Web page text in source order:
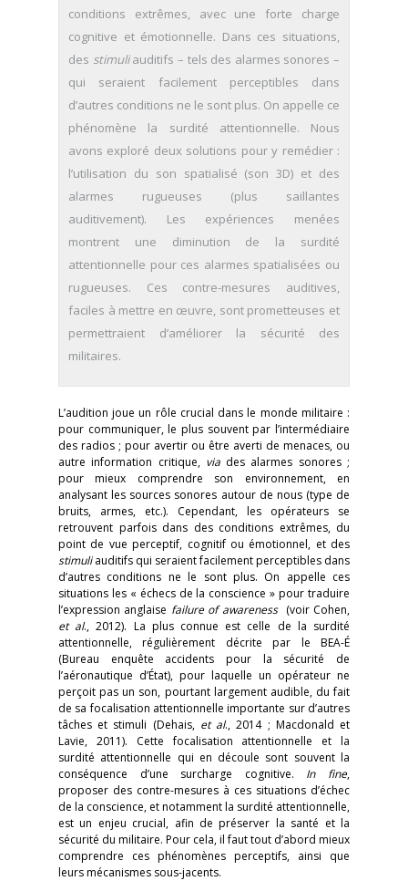
conditions extrêmes, avec une forte charge
cognitive et émotionnelle. Dans ces situations,
des stimuliauditifs – tels des alarmes sonores –
qui seraient facilement perceptibles dans
d’autres conditions ne le sont plus. On appelle ce
phénomène la surdité attentionnelle. Nous
avons exploré deux solutions pour y remédier :
l’utilisation du son spatialisé (son 3D) et des
alarmes rugueuses (plus saillantes
auditivement). Les expériences menées
montrent une diminution de la surdité
attentionnelle pour ces alarmes spatialisées ou
rugueuses. Ces contre-mesures auditives,
faciles à mettre en œuvre, sont prometteuses et
permettraient d’améliorer la sécurité des
militaires.
L’audition joue un rôle crucial dans le monde militaire :
pour communiquer, le plus souvent par l’intermédiaire
des radios ; pour avertir ou être averti de menaces, ou
autre information critique, viades alarmes sonores ;
pour mieux comprendre son environnement, en
analysant les sources sonores autour de nous (type de
bruits, armes, etc.). Cependant, les opérateurs se
retrouvent parfois dans des conditions extrêmes, du
point de vue perceptif, cognitif ou émotionnel, et des
stimuliauditifs qui seraient facilement perceptibles dans
d’autres conditions ne le sont plus. On appelle ces
situations les « échecs de la conscience » pour traduire
l’expression anglaise failure of awareness (voir Cohen,
et al., 2012). La plus connue est celle de la surdité
attentionnelle, régulièrement décrite par le BEA-É
(Bureau enquête accidents pour la sécurité de
l’aéronautique d’État), pour laquelle un opérateur ne
perçoit pas un son, pourtant largement audible, du fait
de sa focalisation attentionnelle importante sur d’autres
tâches et stimuli (Dehais, et al., 2014 ; Macdonald et
Lavie, 2011). Cette focalisation attentionnelle et la
surdité attentionnelle qui en découle sont souvent la
conséquence d’une surcharge cognitive. In fine,
proposer des contre-mesures à ces situations d’échec
de la conscience, et notamment la surdité attentionnelle,
est un enjeu crucial, afin de préserver la santé et la
sécurité du militaire. Pour cela, il faut tout d’abord mieux
comprendre ces phénomènes perceptifs, ainsi que
leurs mécanismes sous-jacents.